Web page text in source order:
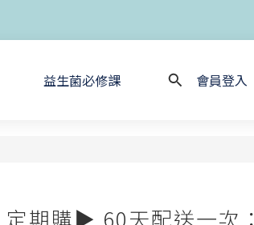
益生菌必修課 會員登入
定期購▶ 60天配送一次：